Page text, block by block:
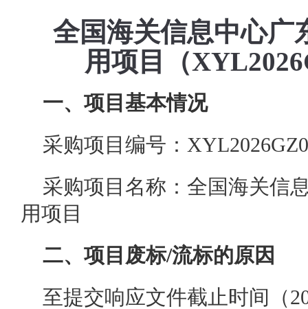
全国海关信息中心广
用项目（
一、项目基本情况
采购项目编号：
采购项目名称：全国海关信
用项目
二、项目废标/流标的原因
至提交响应文件截止时间（